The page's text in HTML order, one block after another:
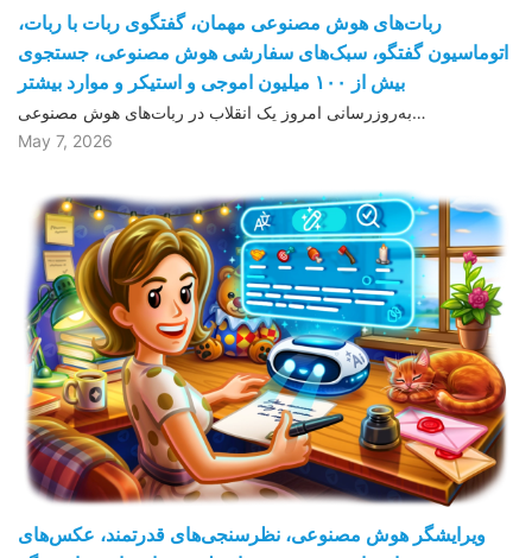
ربات‌های هوش مصنوعی مهمان، گفتگوی ربات با ربات،
اتوماسیون گفتگو، سبک‌های سفارشی هوش مصنوعی، جستجوی
بیش از ١۰۰ میلیون اموجی و استیکر و موارد بیشتر
به‌روزرسانی امروز یک انقلاب در ربات‌های هوش مصنوعی…
May 7, 2026
ویرایشگر هوش مصنوعی، نظرسنجی‌های قدرتمند، عکس‌های